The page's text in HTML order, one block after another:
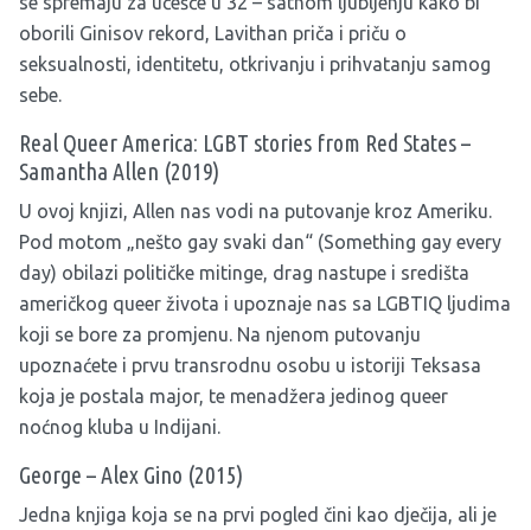
oborili Ginisov rekord, Lavithan priča i priču o
seksualnosti, identitetu, otkrivanju i prihvatanju samog
sebe.
Real Queer America: LGBT stories from Red States –
Samantha Allen (2019)
U ovoj knjizi, Allen nas vodi na putovanje kroz Ameriku.
Pod motom „nešto gay svaki dan“ (Something gay every
day) obilazi političke mitinge, drag nastupe i središta
američkog queer života i upoznaje nas sa LGBTIQ ljudima
koji se bore za promjenu. Na njenom putovanju
upoznaćete i prvu transrodnu osobu u istoriji Teksasa
koja je postala major, te menadžera jedinog queer
noćnog kluba u Indijani.
George – Alex Gino (2015)
Jedna knjiga koja se na prvi pogled čini kao dječija, ali je